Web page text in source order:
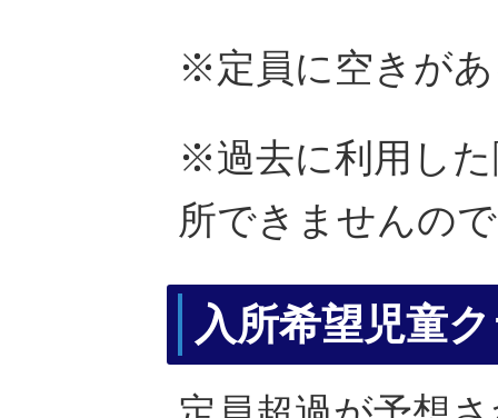
※定員に空きが
※過去に利用し
所できませんの
入所希望児童